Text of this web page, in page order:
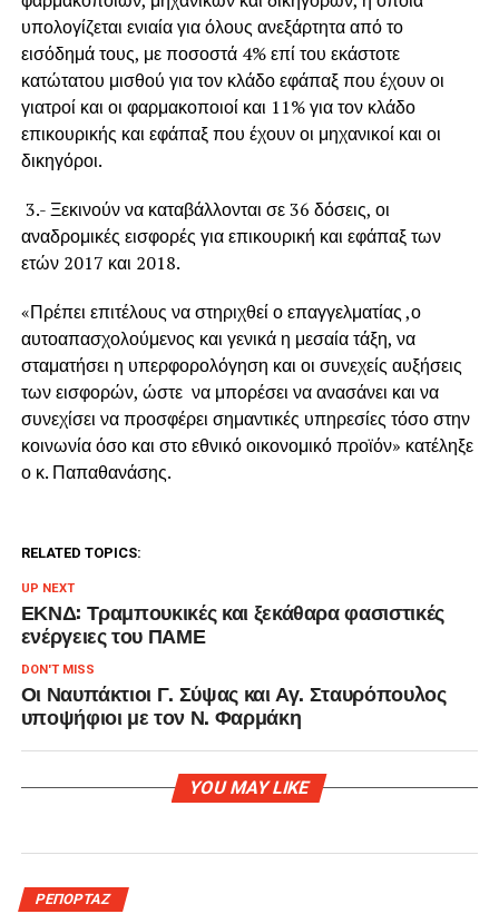
υπολογίζεται ενιαία για όλους ανεξάρτητα από το
εισόδημά τους, με ποσοστά 4% επί του εκάστοτε
κατώτατου μισθού για τον κλάδο εφάπαξ που έχουν οι
γιατροί και οι φαρμακοποιοί και 11% για τον κλάδο
επικουρικής και εφάπαξ που έχουν οι μηχανικοί και οι
δικηγόροι.
3.- Ξεκινούν να καταβάλλονται σε 36 δόσεις, οι
αναδρομικές εισφορές για επικουρική και εφάπαξ των
ετών 2017 και 2018.
«Πρέπει επιτέλους να στηριχθεί ο επαγγελματίας ,ο
αυτοαπασχολούμενος και γενικά η μεσαία τάξη, να
σταματήσει η υπερφορολόγηση και οι συνεχείς αυξήσεις
των εισφορών, ώστε να μπορέσει να ανασάνει και να
συνεχίσει να προσφέρει σημαντικές υπηρεσίες τόσο στην
κοινωνία όσο και στο εθνικό οικονομικό προϊόν» κατέληξε
ο κ. Παπαθανάσης.
RELATED TOPICS:
UP NEXT
ΕΚΝΔ: Τραμπουκικές και ξεκάθαρα φασιστικές
ενέργειες του ΠΑΜΕ
DON'T MISS
Οι Ναυπάκτιοι Γ. Σύψας και Αγ. Σταυρόπουλος
υποψήφιοι με τον Ν. Φαρμάκη
YOU MAY LIKE
ΡΕΠΟΡΤΑΖ